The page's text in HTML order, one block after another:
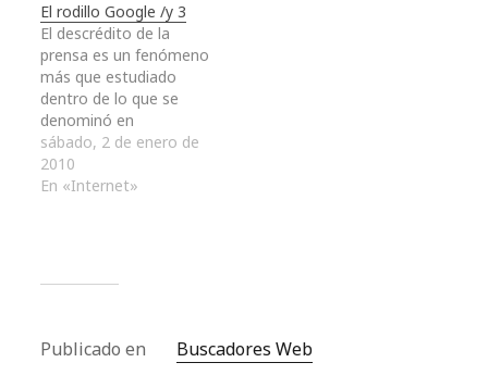
utilizan furgonetas que
desplazan los
ejemplares desde los
puntos de distribución
a los puntos de venta.
Imaginémonos que una
de estas empresas, por
cuestiones…
El rodillo Google /y 3
El descrédito de la
prensa es un fenómeno
más que estudiado
dentro de lo que se
denominó en
Periodismo Ciudadano
en aquellos inicios de la
Web 2.0. Pero aquella
narcisistas…
sábado, 2 de enero de
2010
En «Internet»
Publicado en Buscadores Web